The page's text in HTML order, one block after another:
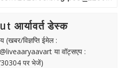
आर्यावर्त डेस्क
(खबर/विज्ञप्ति ईमेल :
या वॉट्सएप :
पर भेजें)